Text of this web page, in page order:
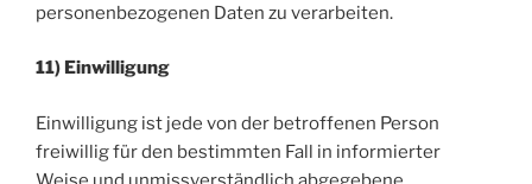
personenbezogenen Daten zu verarbeiten.
11) Einwilligung
Einwilligung ist jede von der betroffenen Person
freiwillig für den bestimmten Fall in informierter